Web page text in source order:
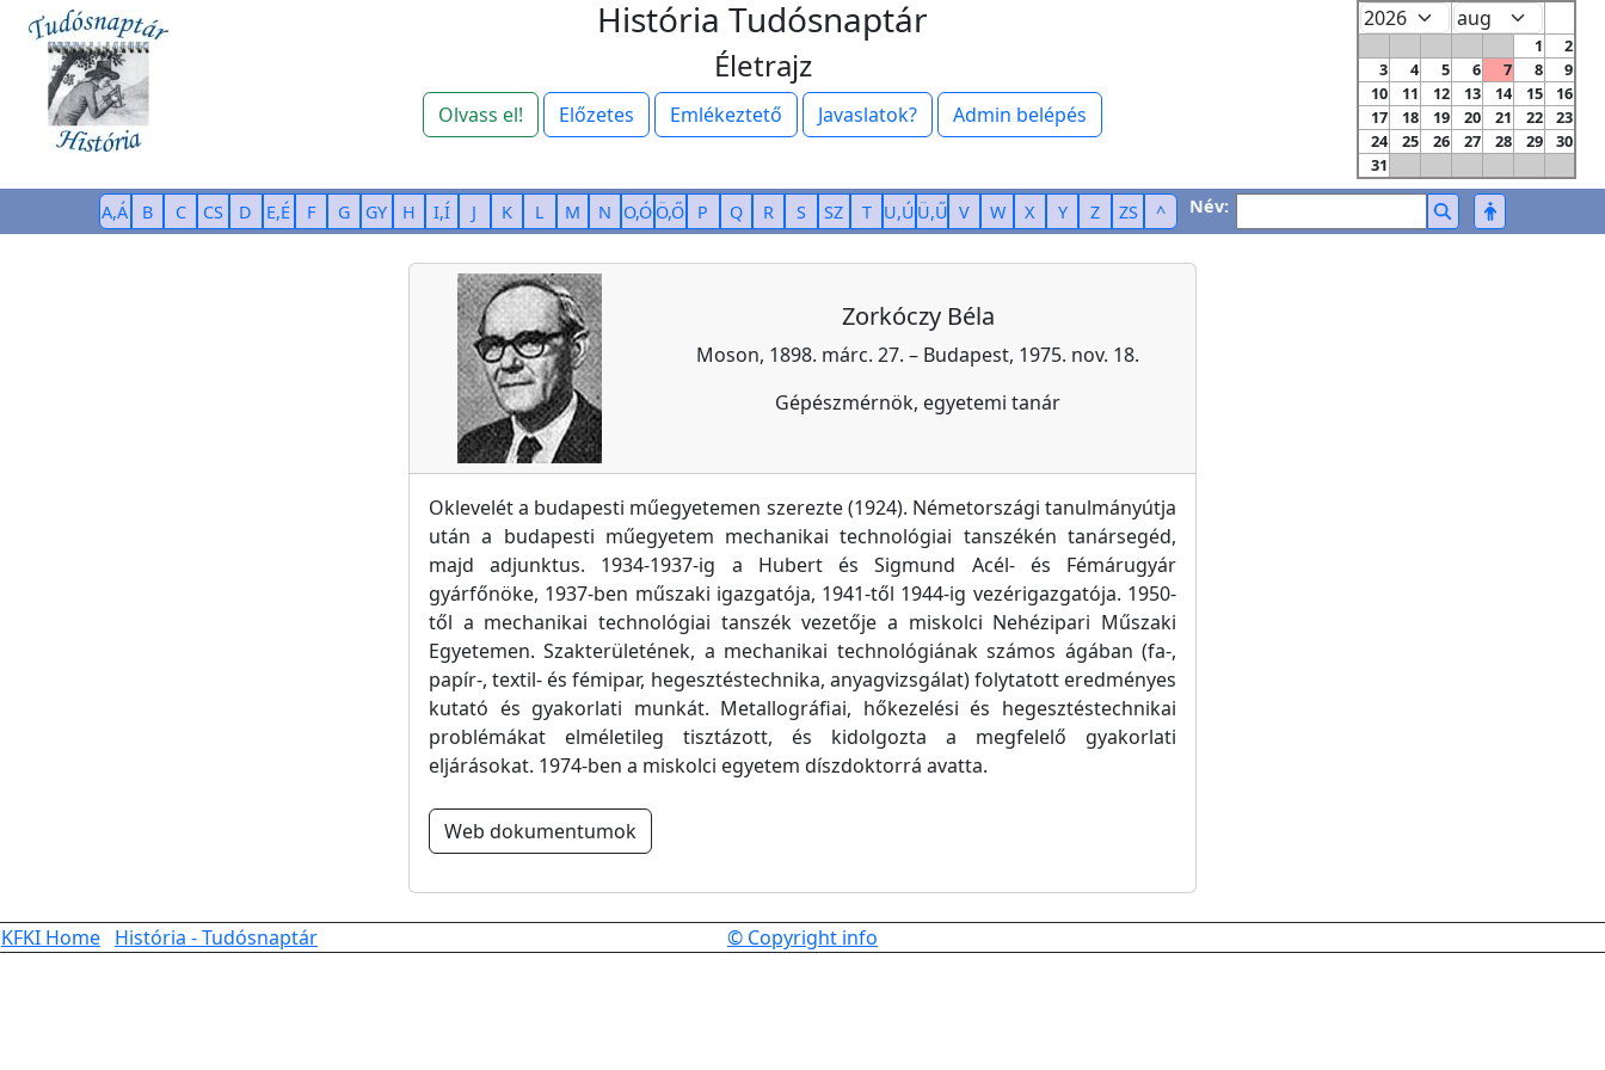
História Tudósnaptár
Életrajz
Olvass el! Előzetes Emlékeztető Javaslatok? Admin belépés
1
2
3
4 5 6 7 8
9
10
11 12 13 14 15
16
17
18 19 20 21 22
23
24
25 26 27 28 29
30
31
A,Á B C CS D E,É F G GY H I,Í J K L M N O,Ó Ö,Ő P Q R S SZ T U,Ú Ü,Ű V W X Y Z ZS ^ Név:
Zorkóczy Béla
Moson, 1898. márc. 27. – Budapest, 1975. nov. 18.
Gépészmérnök, egyetemi tanár
Oklevelét a budapesti műegyetemen szerezte (1924). Németországi tanulmányútja
után a budapesti műegyetem mechanikai technológiai tanszékén tanársegéd,
majd adjunktus. 1934-1937-ig a Hubert és Sigmund Acél- és Fémárugyár
gyárfőnöke, 1937-ben műszaki igazgatója, 1941-től 1944-ig vezérigazgatója. 1950-
től a mechanikai technológiai tanszék vezetője a miskolci Nehézipari Műszaki
Egyetemen. Szakterületének, a mechanikai technológiának számos ágában (fa-,
papír-, textil- és fémipar, hegesztéstechnika, anyagvizsgálat) folytatott eredményes
kutató és gyakorlati munkát. Metallográfiai, hőkezelési és hegesztéstechnikai
problémákat elméletileg tisztázott, és kidolgozta a megfelelő gyakorlati
eljárásokat. 1974-ben a miskolci egyetem díszdoktorrá avatta.
Web dokumentumok
KFKI Home História - Tudósnaptár © Copyright info